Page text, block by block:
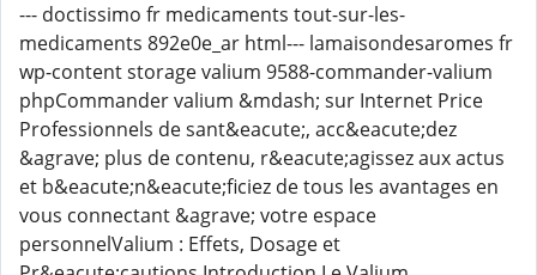
--- doctissimo fr medicaments tout-sur-les-
medicaments 892e0e_ar html--- lamaisondesaromes fr
wp-content storage valium 9588-commander-valium
phpCommander valium &mdash; sur Internet Price
Professionnels de sant&eacute;, acc&eacute;dez
&agrave; plus de contenu, r&eacute;agissez aux actus
et b&eacute;n&eacute;ficiez de tous les avantages en
vous connectant &agrave; votre espace
personnelValium : Effets, Dosage et